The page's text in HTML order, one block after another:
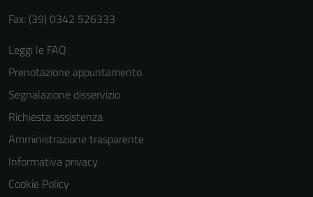
Fax: (39) 0342 526333
Leggi le FAQ
Prenotazione appuntamento
Segnalazione disservizio
Richiesta assistenza
Amministrazione trasparente
Informativa privacy
Cookie Policy